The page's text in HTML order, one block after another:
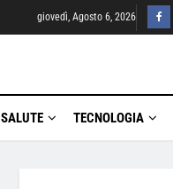
giovedì, Agosto 6, 2026
SALUTE TECNOLOGIA